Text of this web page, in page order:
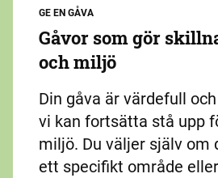
GE EN GÅVA
Gåvor som gör
och miljö
Din gåva är värdefull
vi kan fortsätta stå upp
miljö. Du väljer själv om
ett specifikt område